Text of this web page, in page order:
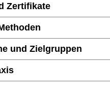
Zertifikate
und Zielgruppen